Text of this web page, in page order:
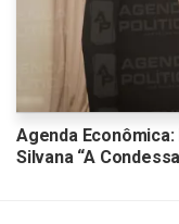
Agenda
Silvana “A